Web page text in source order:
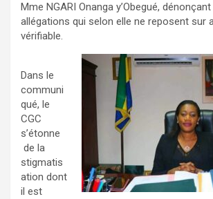
Mme NGARI Onanga y’Obegué,
allégations qui selon elle ne reposent sur
vérifiable.
Dans le
communi
qué, le
CGC
s’étonne
de la
stigmatis
ation dont
il est